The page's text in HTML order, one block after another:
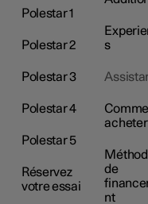
Polestar 1
Polestar 2
Polestar 3
Polestar 4
Polestar 5
Réservez
votre essai
s
acheter
de
nt